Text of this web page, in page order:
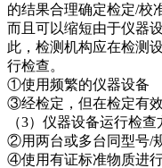
的结果合理确定检定/校
而且可以缩短由于仪器
此，检测机构应在检测
行检查。
①使用频繁的仪器设备
③经检定，但在检定有
（3）仪器设备运行检查
②用两台或多台同型号/
④使用有证标准物质进